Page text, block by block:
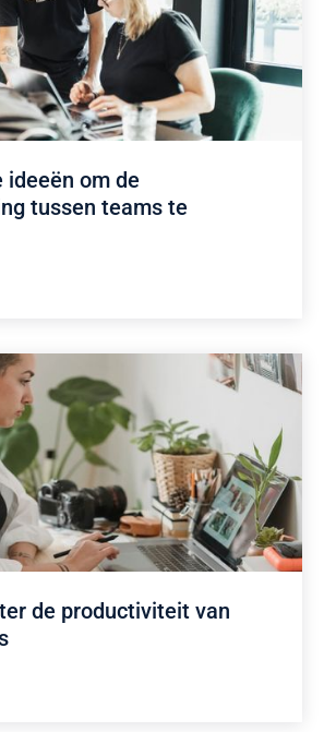
ideeën om de
tussen teams te
de productiviteit van